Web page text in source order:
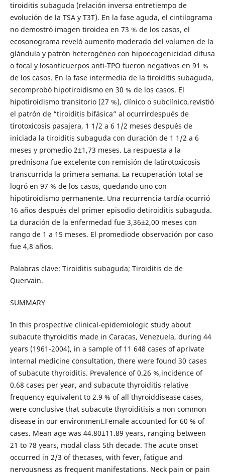
tiroiditis subaguda (relación inversa entretiempo de
evolución de la TSA y T3T). En la fase aguda, el cintilograma
no demostró imagen tiroidea en 73 % de los casos, el
ecosonograma reveló aumento moderado del volumen de la
glándula y patrón heterogéneo con hipoecogenicidad difusa
o focal y losanticuerpos anti-TPO fueron negativos en 91 %
de los casos. En la fase intermedia de la tiroiditis subaguda,
secomprobó hipotiroidismo en 30 % de los casos. El
hipotiroidismo transitorio (27 %), clínico o subclínico,revistió
el patrón de “tiroiditis bifásica” al ocurrirdespués de
tirotoxicosis pasajera, 1 1/2 a 6 1/2 meses después de
iniciada la tiroiditis subaguda con duración de 1 1/2 a 6
meses y promedio 2±1,73 meses. La respuesta a la
prednisona fue excelente con remisión de latirotoxicosis
transcurrida la primera semana. La recuperación total se
logró en 97 % de los casos, quedando uno con
hipotiroidismo permanente. Una recurrencia tardía ocurrió
16 años después del primer episodio detiroiditis subaguda.
La duración de la enfermedad fue 3,36±2,00 meses con
rango de 1 a 15 meses. El promediode observación por caso
fue 4,8 años.
Palabras clave: Tiroiditis subaguda; Tiroiditis de de
Quervain.
SUMMARY
In this prospective clinical-epidemiologic study about
subacute thyroiditis made in Caracas, Venezuela, during 44
years (1961-2004), in a sample of 11 648 cases of aprivate
internal medicine consultation, there were found 30 cases
of subacute thyroiditis. Prevalence of 0.26 %,incidence of
0.68 cases per year, and subacute thyroiditis relative
frequency equivalent to 2.9 % of all thyroiddisease cases,
were conclusive that subacute thyroiditisis a non common
disease in our environment.Female accounted for 60 % of
cases. Mean age was 44.80±11.89 years, ranging between
21 to 78 years, modal class 5th decade. The acute onset
occurred in 2/3 of thecases, with fever, fatigue and
nervousness as frequent manifestations. Neck pain or pain